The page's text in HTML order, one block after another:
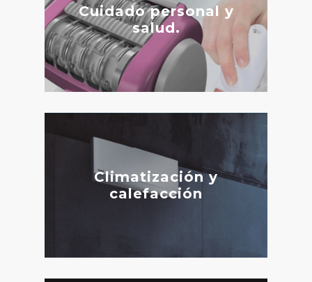
Cuidado personal y
salud.
Climatización y
calefacción